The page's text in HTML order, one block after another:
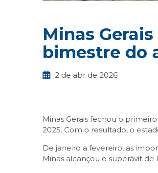
Minas
bimestre do
2 de abr de 2026
Minas Gerais fechou o
2025. Com o resultado, o
De janeiro a fevereiro, as
Minas alcançou o superávit